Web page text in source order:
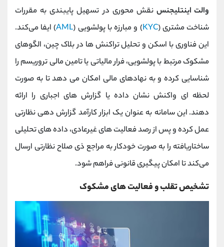
والت اینتلیجنس نقش محوری در تسهیل پایبندی به مقررات
شناخت مشتری (KYC) و مبارزه با پولشویی (AML) ایفا می‌کند.
این فناوری با اسکن و تحلیل تراکنش ‌ها در بلاک چین، الگوهای
مشکوک مرتبط با پولشویی، فرار مالیاتی یا تامین مالی تروریسم را
شناسایی کرده و به نهادهای مالی امکان می ‌دهد تا به ‌صورت
لحظه ‌ای واکنش نشان داده یا گزارش ‌های اجباری را ارائه
دهند. این سامانه به عنوان یک ابزار کارآمد گزارش‌ دهی نظارتی
عمل کرده و پس از رصد فعالیت ‌های غیرعادی، داده‌ های تحلیلی
ساختاریافته را به صورت خودکار به مراجع ذی ‌صلاح نظارتی ارسال
می‌کند تا امکان پیگیری قانونی فراهم شود.
تشخیص تقلب و فعالیت‌ های مشکوک